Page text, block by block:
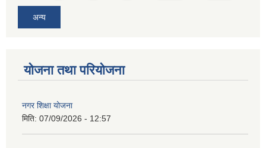
अन्य
योजना तथा परियोजना
नगर शिक्षा योजना
मिति: 07/09/2026 - 12:57